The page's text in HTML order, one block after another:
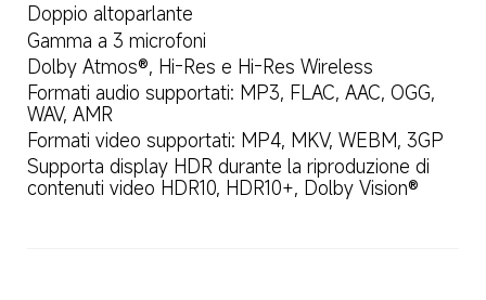
Doppio altoparlante
Gamma a 3 microfoni
Dolby Atmos®, Hi-Res e Hi-Res Wireless
Formati audio supportati: MP3, FLAC, AAC, OGG,
WAV, AMR
Formati video supportati: MP4, MKV, WEBM, 3GP
Supporta display HDR durante la riproduzione di
contenuti video HDR10, HDR10+, Dolby Vision®